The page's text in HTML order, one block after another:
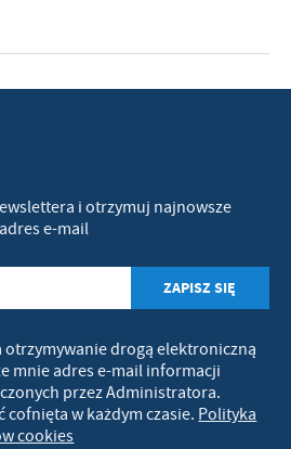
i otrzymuj najnowsze
e-mail
otrzymywanie drogą elektroniczną
mnie adres e-mail informacji
przez Administratora.
cofnięta w każdym czasie. Polityka
cookies